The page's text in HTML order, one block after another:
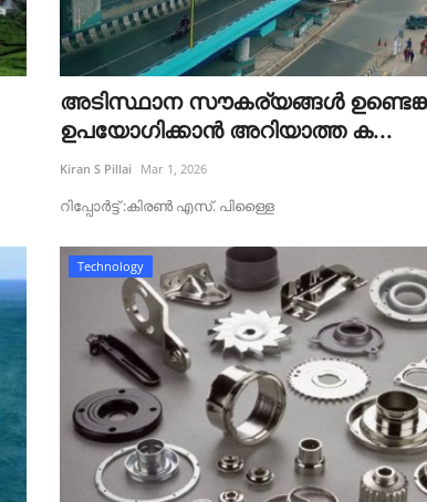
അടിസ്ഥാന സൗകര്യങ്ങൾ
ഉപയോഗിക്കാൻ അറിയാത്ത ക...
Kiran S Pillai Mar 1, 2026
റിപ്പോർട്ട്‌ :കിരൺ എസ്. പിള്ളൈ
Technology